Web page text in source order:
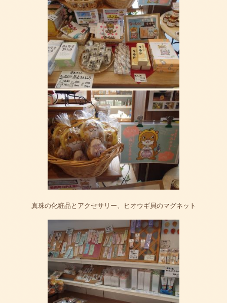
真珠の化粧品とアクセサリー、ヒオウギ貝のマグネット